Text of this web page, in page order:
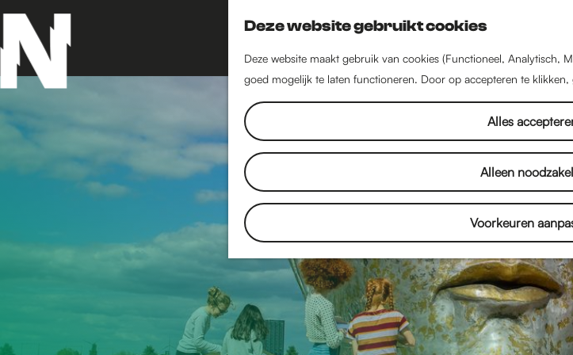
Deze website gebruikt cookies
Deze website maakt gebruik van cookies (Functioneel, Analytisch,
goed mogelijk te laten functioneren. Door op accepteren te
Alles
Alleen
Voorkeuren